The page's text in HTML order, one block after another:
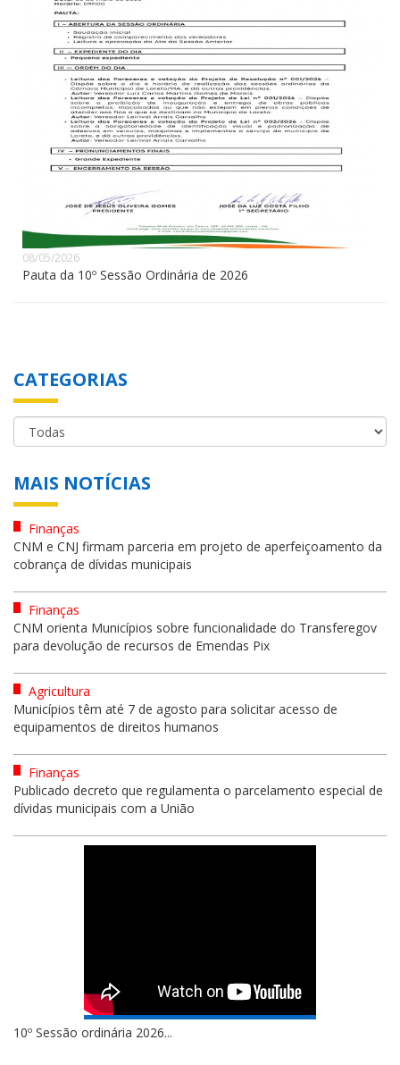
08/05/2026
Pauta da 10º Sessão Ordinária de 2026
CATEGORIAS
MAIS NOTÍCIAS
Finanças
CNM e CNJ firmam parceria em projeto de aperfeiçoamento da
cobrança de dívidas municipais
Finanças
CNM orienta Municípios sobre funcionalidade do Transferegov
para devolução de recursos de Emendas Pix
Agricultura
Municípios têm até 7 de agosto para solicitar acesso de
equipamentos de direitos humanos
Finanças
Publicado decreto que regulamenta o parcelamento especial de
dívidas municipais com a União
10º Sessão ordinária 2026...